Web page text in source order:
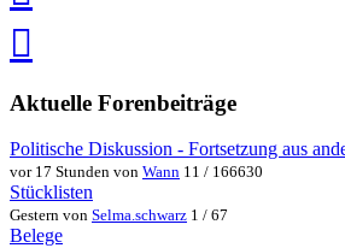
speichern
via
teilenteilen
Aktuelle Forenbeiträge
Politische Diskussion - Fortsetzung aus
vor 17 Stunden von Wann 11 / 166630
Stücklisten
Gestern von Selma.schwarz 1 / 67
Belege